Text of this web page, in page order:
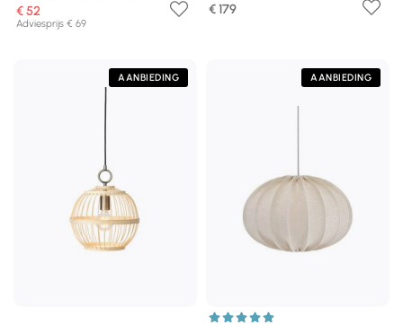
€ 52
Adviesprijs € 69
€ 179
AANBIEDING AANBIEDING